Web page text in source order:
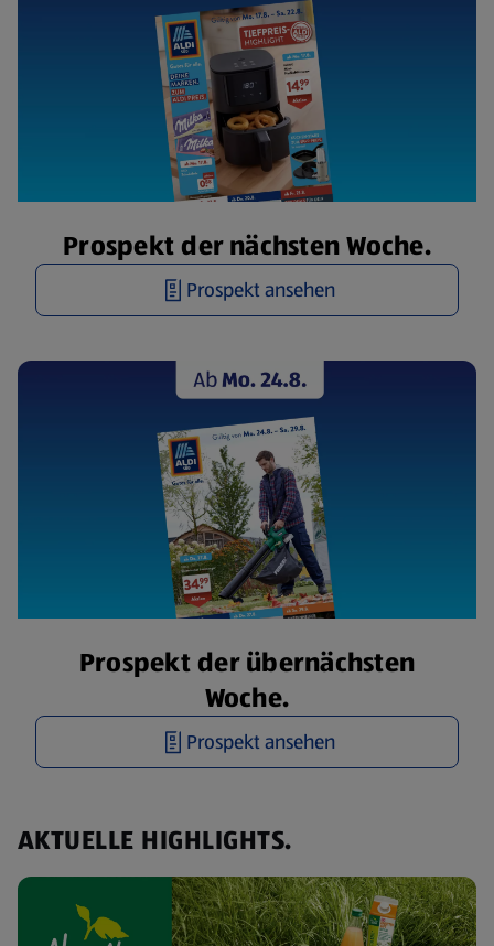
Prospekt der nächsten Woche.
Prospekt ansehen
Prospekt der übernächsten
Woche.
Prospekt ansehen
AKTUELLE HIGHLIGHTS.